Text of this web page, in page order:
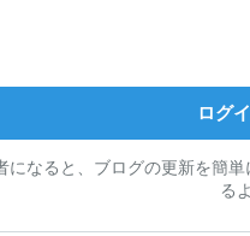
ログ
になると、ブログの更新を簡
る